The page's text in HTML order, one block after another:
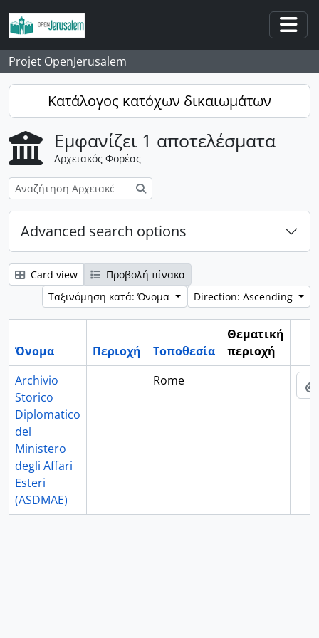
Skip to main content
Projet OpenJerusalem
Κατάλογος κατόχων δικαιωμάτων
Εμφανίζει 1 αποτελέσματα
Αρχειακός Φορέας
Advanced search options
Card view
Προβολή πίνακα
Ταξινόμηση κατά: Όνομα
Direction: Ascending
Όνομα Περιοχή Τοποθεσία
Θεματική
περιοχή
Archivio
Storico
Diplomatico
del
Ministero
degli Affari
Esteri
(ASDMAE)
Rome